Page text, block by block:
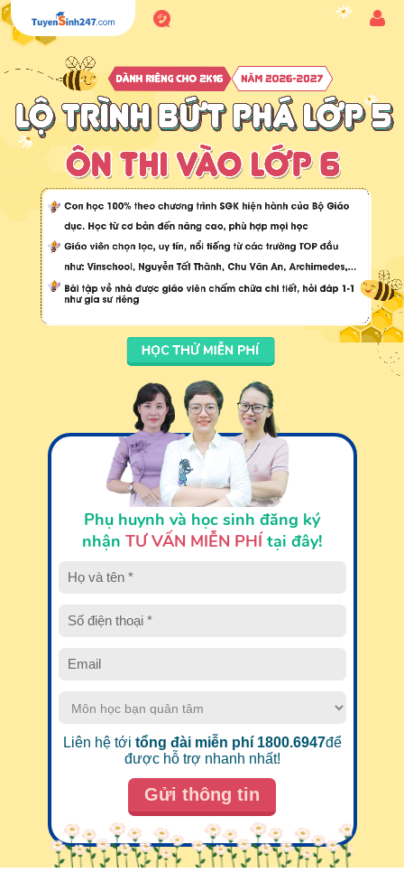
phí
Phụ huynh và học sinh đăng ký
nhận TƯ VẤN MIỄN PHÍ tại đây!
Liên hệ tới tổng đài miễn phí 1800.6947để
được hỗ trợ nhanh nhất!
Gửi thông tin